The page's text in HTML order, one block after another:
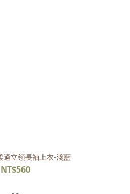
適立領長袖上衣-淺藍
NT$560